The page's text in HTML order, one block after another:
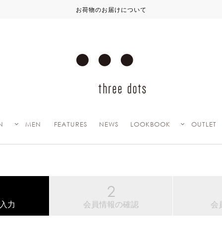
お荷物のお届けについて
MEN FEATURES NEWS LOOKBOOK OUTLET
力 会員情報の確認 会